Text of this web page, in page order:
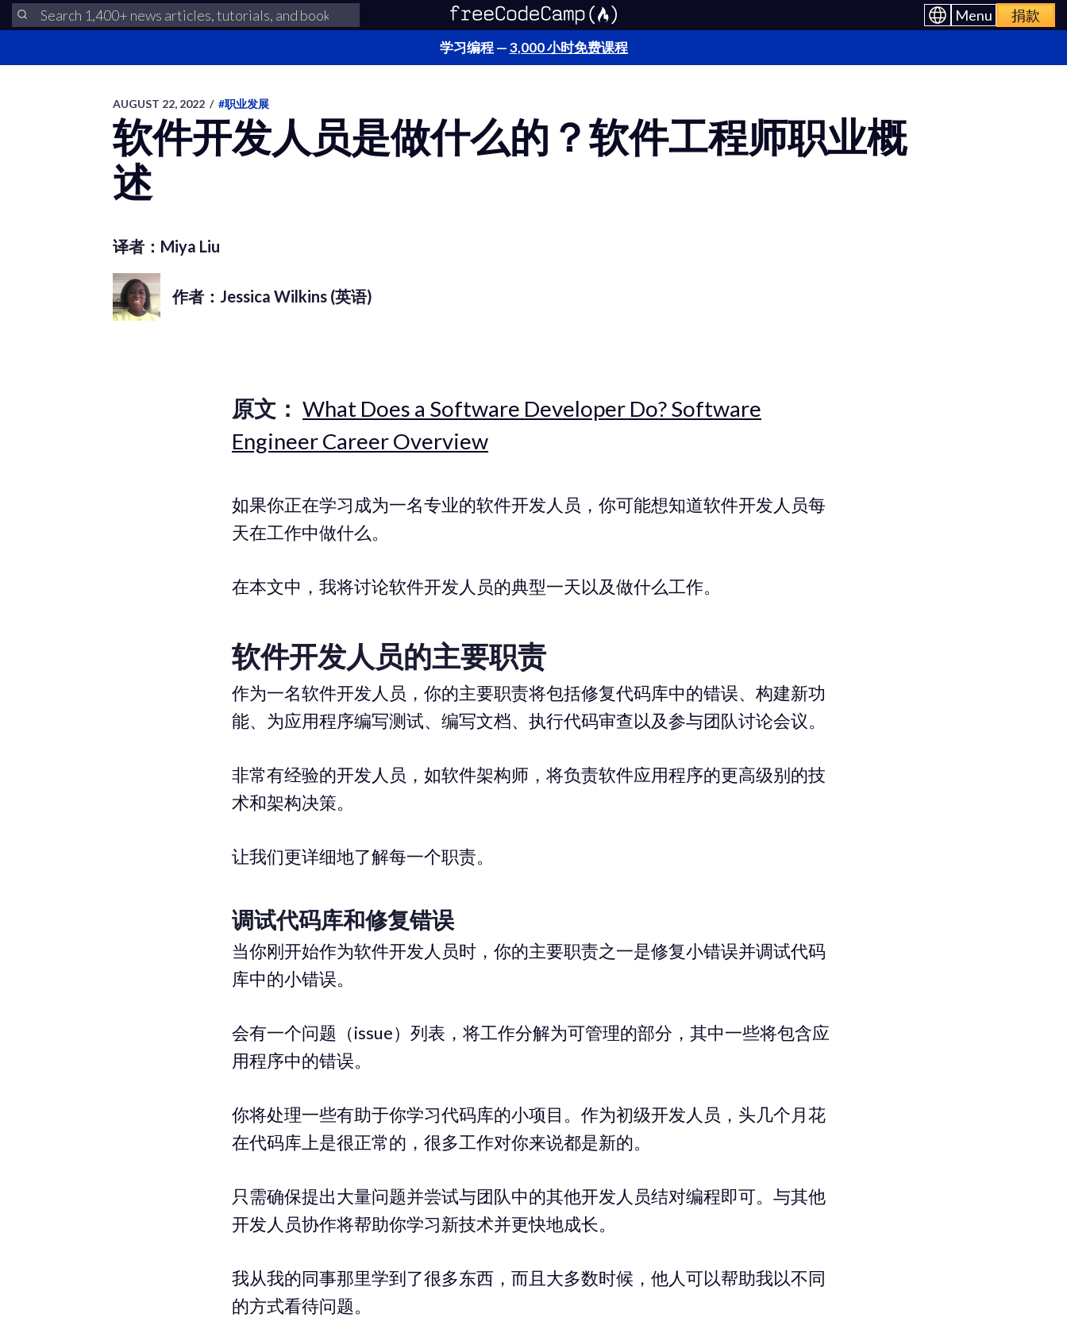
Menu 捐款
学习编程 —3,000 小时免费课程
AUGUST 22, 2022 / #职业发展
软件开发人员是做什么的？软件工程师职业概
述
译者：Miya Liu
作者：Jessica Wilkins (英语)
原文： What Does a Software Developer Do? Software
Engineer Career Overview
如果你正在学习成为一名专业的软件开发人员，你可能想知道软件开发人员每
天在工作中做什么。
在本文中，我将讨论软件开发人员的典型一天以及做什么工作。
软件开发人员的主要职责
作为一名软件开发人员，你的主要职责将包括修复代码库中的错误、构建新功
能、为应用程序编写测试、编写文档、执行代码审查以及参与团队讨论会议。
非常有经验的开发人员，如软件架构师，将负责软件应用程序的更高级别的技
术和架构决策。
让我们更详细地了解每一个职责。
调试代码库和修复错误
当你刚开始作为软件开发人员时，你的主要职责之一是修复小错误并调试代码
库中的小错误。
会有一个问题（issue）列表，将工作分解为可管理的部分，其中一些将包含应
用程序中的错误。
你将处理一些有助于你学习代码库的小项目。作为初级开发人员，头几个月花
在代码库上是很正常的，很多工作对你来说都是新的。
只需确保提出大量问题并尝试与团队中的其他开发人员结对编程即可。与其他
开发人员协作将帮助你学习新技术并更快地成长。
我从我的同事那里学到了很多东西，而且大多数时候，他人可以帮助我以不同
的方式看待问题。